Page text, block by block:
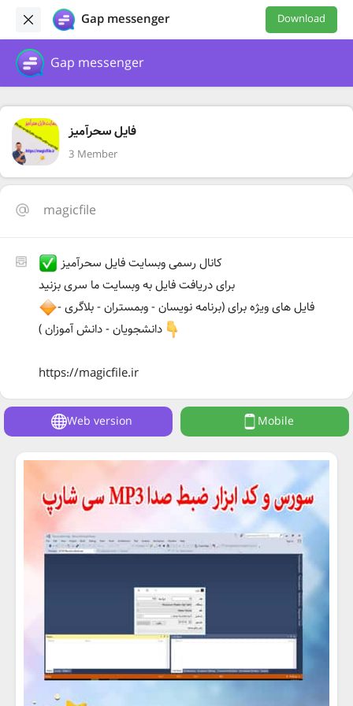
Gap messenger Download
Gap messenger
فایل سحرآمیز
3 Member
magicfile
کانال رسمی وبسایت فایل سحرآمیز
برای دریافت فایل به وبسایت ما سری بزنید
فایل های ویژه برای (برنامه نویسان - وبمستران - بلاگری -
دانشجویان - دانش آموزان )
https://magicfile.ir
Web version Mobile